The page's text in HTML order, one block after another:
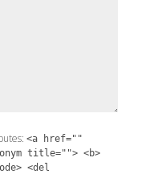
<a href=""
title=""> <b>
<del